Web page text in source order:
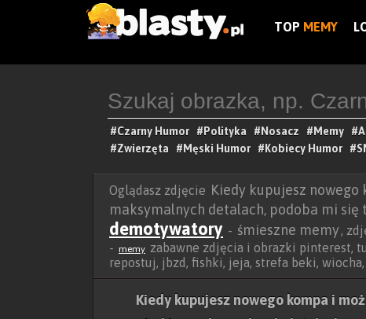
TOP MEMY
#Czarny Humor #Polityka #Nosacz #Memy
#Zwierzęta
#Męski Humor #Kobiecy Humor
Oglądasz zdjęcie Kiedy kupujesz
maksymalnych detalach, podoba mi się
demotywatory - śmieszne memy,
- memy zabawne zdjęcia i obrazki pinterest,
repostuj, jbzd, fishki, jeja, strefa beki,
Kiedy kupujesz nowego kompa i